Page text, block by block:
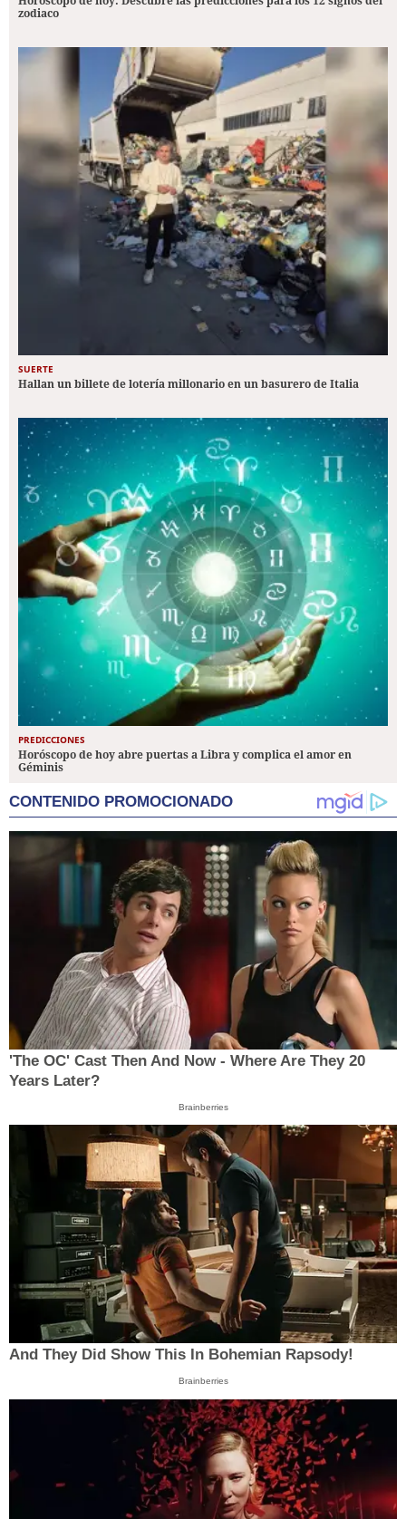
zodiaco
SUERTE
Hallan un billete de lotería millonario en un basurero de Italia
PREDICCIONES
Horóscopo de hoy abre puertas a Libra y complica el amor en
Géminis
CONTENIDO PROMOCIONADO
'The OC' Cast Then And Now - Where Are They 20
Years Later?
Brainberries
And They Did Show This In Bohemian Rapsody!
Brainberries